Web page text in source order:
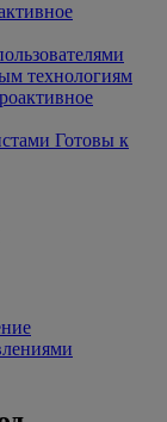
технологиям
Готовы к